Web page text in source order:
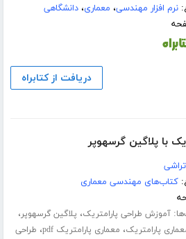
نرم افزار مهندسی، معماری،دانشگاهی
دریافت از کتابراه
با پلاگین گرسهوپر
کتاب‌های مهندسی معماری
آموزش طراحی پارامتریک، پلاگین گرسهوپر،
پارامتریک، معماری پارامتریک pdf ، طراحی